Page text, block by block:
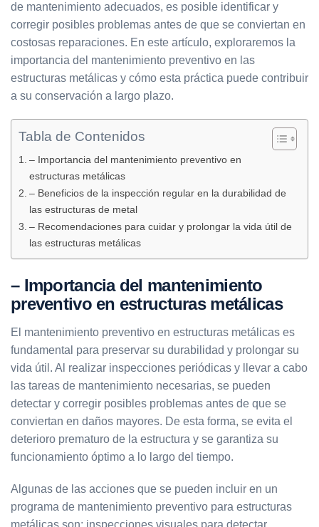
de mantenimiento adecuados, es posible identificar y
corregir posibles problemas antes de que se conviertan en
costosas reparaciones. En este artículo, exploraremos la
importancia del mantenimiento preventivo en las
estructuras metálicas y cómo esta práctica puede contribuir
a su conservación a largo plazo.
Tabla de Contenidos
– Importancia del mantenimiento preventivo en
estructuras metálicas
– Beneficios de la inspección regular en la durabilidad de
las estructuras de metal
– Recomendaciones para cuidar y prolongar la vida útil de
las estructuras metálicas
– Importancia del mantenimiento
preventivo en estructuras metálicas
El mantenimiento preventivo en estructuras metálicas es
fundamental para preservar su durabilidad y prolongar su
vida útil. Al realizar inspecciones periódicas y llevar a cabo
las tareas de mantenimiento necesarias, se pueden
detectar y corregir posibles problemas antes de que se
conviertan en daños mayores. De esta forma, se evita el
deterioro prematuro de la estructura y se garantiza su
funcionamiento óptimo a lo largo del tiempo.
Algunas de las acciones que se pueden incluir en un
programa de mantenimiento preventivo para estructuras